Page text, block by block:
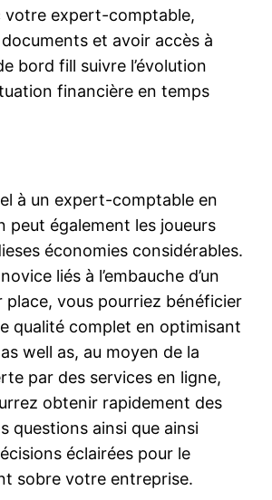
votre expert-comptable,
et avoir accès à
bord fill suivre l’évolution
financière en temps
à un expert-comptable en
peut également les joueurs
économies considérables.
liés à l’embauche d’un
place, vous pourriez bénéficier
qualité complet en optimisant
well as, au moyen de la
par des services en ligne,
obtenir rapidement des
questions ainsi que ainsi
éclairées pour le
sobre votre entreprise.